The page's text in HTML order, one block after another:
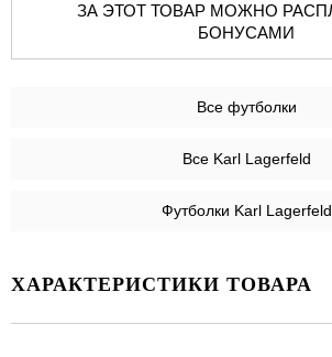
ЗА ЭТОТ ТОВАР МОЖНО РАСПЛАТИТЬСЯ
БОНУСАМИ
Все футболки
Все Karl Lagerfeld
Футболки Karl Lagerfeld
ХАРАКТЕРИСТИКИ ТОВАРА